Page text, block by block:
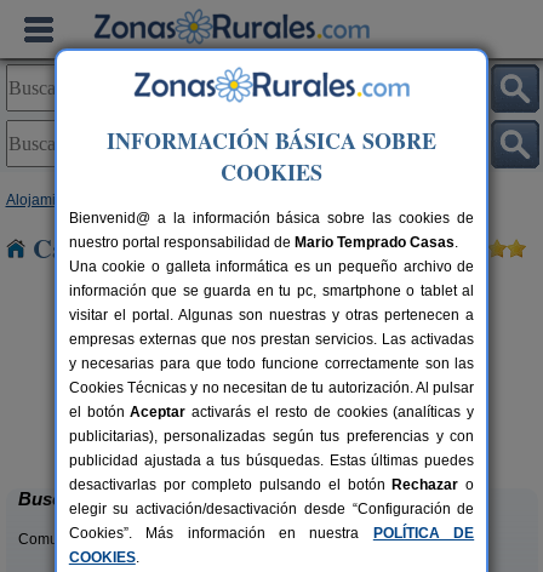
Alojamientos
Casas Rurales cerca de Bergondo
6 pers.
desde30 €
Cantos do Coido
Muxía (A Coruña)
Buscar
Comunidades:
INFORMACIÓN BÁSICA SOBRE
COOKIES
Bienvenid@ a la información básica sobre las cookies de
nuestro portal responsabilidad de Mario Temprado Casas.
Una cookie o galleta informática es un pequeño archivo de
información que se guarda en tu pc, smartphone o tablet al
visitar el portal. Algunas son nuestras y otras pertenecen a
empresas externas que nos prestan servicios. Las activadas
y necesarias para que todo funcione correctamente son las
Cookies Técnicas y no necesitan de tu autorización. Al pulsar
el botónAceptar activarás el resto de cookies (analíticas y
publicitarias), personalizadas según tus preferencias y con
publicidad ajustada a tus búsquedas. Estas últimas puedes
desactivarlas por completo pulsando el botón Rechazar o
elegir su activación/desactivación desde “Configuración de
Cookies”. Más información en nuestra
POLÍTICA DE
COOKIES.